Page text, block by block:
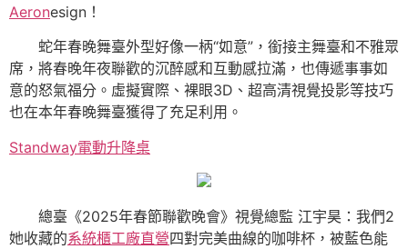
Aeronesign！
蛇年春晚舞臺外型好像一柄“如意”，銜接主舞臺和不雅眾
席，將春晚年夜聯歡的沉醉感和互動感拉滿，也傳遞事事如
意的怒氣福分。虛擬實際、裸眼3D、超高清視覺投影等技巧
也在本年春晚舞臺獲得了充足利用。
Standway電動升降桌
總臺《2025年春節聯歡晚會》視覺總監 江宇昊：我們2
她收藏的系統櫃工廠直營四對完美曲線的咖啡杯，被藍色能